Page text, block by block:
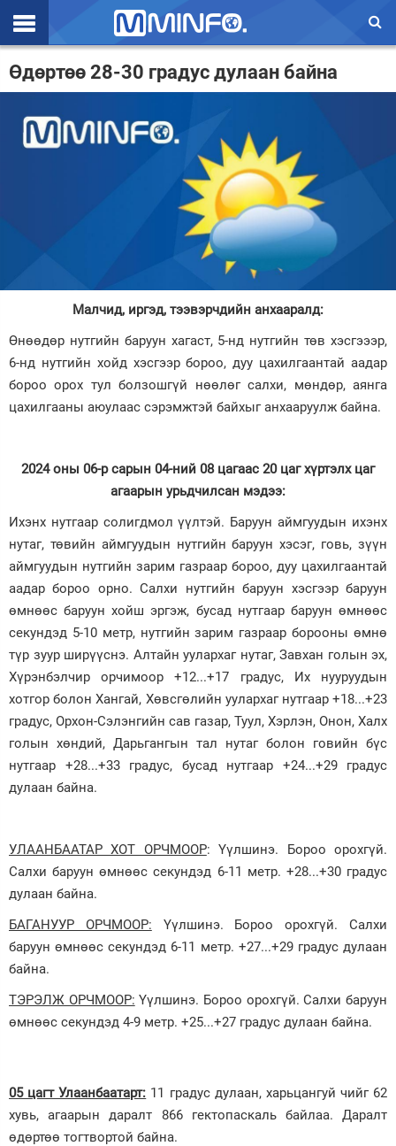
Эхлэл
Валют ханш
Энтертайнмэнт
Өдөртөө 28-30 градус дулаан байна
Малчид, иргэд, тээвэрчдийн анхааралд:
Өнөөдөр нутгийн баруун хагаст, 5-нд нутгийн төв хэсгэээр,
6-нд нутгийн хойд хэсгээр бороо, дуу цахилгаантай аадар
бороо орох тул болзошгүй нөөлөг салхи, мөндөр, аянга
цахилгааны аюулаас сэрэмжтэй байхыг анхааруулж байна.
2024 оны 06-р сарын 04-ний 08 цагаас 20 цаг хүртэлх цаг
агаарын урьдчилсан мэдээ:
Ихэнх нутгаар солигдмол үүлтэй. Баруун аймгуудын ихэнх
нутаг, төвийн аймгуудын нутгийн баруун хэсэг, говь, зүүн
аймгуудын нутгийн зарим газраар бороо, дуу цахилгаантай
аадар бороо орно. Салхи нутгийн баруун хэсгээр баруун
өмнөөс баруун хойш эргэж, бусад нутгаар баруун өмнөөс
секундэд 5-10 метр, нутгийн зарим газраар борооны өмнө
түр зуур ширүүснэ. Алтайн уулархаг нутаг, Завхан голын эх,
Хүрэнбэлчир орчимоор +12...+17 градус, Их нууруудын
хотгор болон Хангай, Хөвсгөлийн уулархаг нутгаар +18...+23
градус, Орхон-Сэлэнгийн сав газар, Туул, Хэрлэн, Онон, Халх
голын хөндий, Дарьгангын тал нутаг болон говийн бүс
нутгаар +28...+33 градус, бусад нутгаар +24...+29 градус
дулаан байна.
УЛААНБААТАР ХОТ ОРЧМООР: Үүлшинэ. Бороо орохгүй.
Салхи баруун өмнөөс секундэд 6-11 метр. +28...+30 градус
дулаан байна.
БАГАНУУР ОРЧМООР: Үүлшинэ. Бороо орохгүй. Салхи
баруун өмнөөс секундэд 6-11 метр. +27...+29 градус дулаан
байна.
ТЭРЭЛЖ ОРЧМООР: Үүлшинэ. Бороо орохгүй. Салхи баруун
өмнөөс секундэд 4-9 метр. +25...+27 градус дулаан байна.
05 цагт Улаанбаатарт: 11 градус дулаан, харьцангуй чийг 62
хувь, агаарын даралт 866 гектопаскаль байлаа. Даралт
өдөртөө тогтвортой байна.